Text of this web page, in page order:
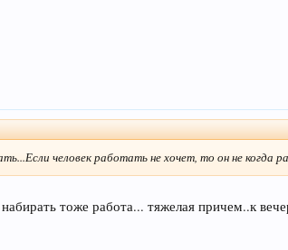
человек работать не хочет, то он не когда
тоже работа... тяжелая причем..к